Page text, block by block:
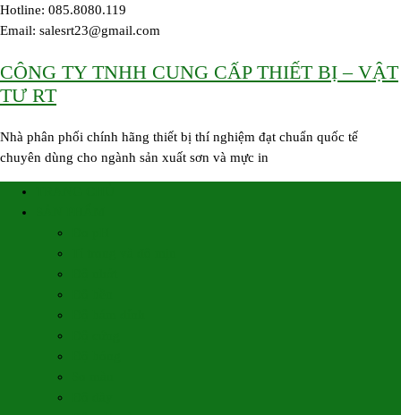
Skip
to
Hotline: 085.8080.119
Email: salesrt23@gmail.com
CÔNG TY TNHH CUNG CẤP THIẾT BỊ – VẬT
TƯ RT
Nhà phân phối chính hãng thiết bị thí nghiệm đạt chuẩn quốc tế
chuyên dùng cho ngành sản xuất sơn và mực in